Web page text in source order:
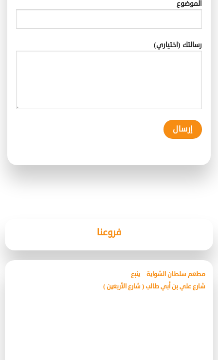
الموضوع
رسالتك (اختياري)
فروعنا
مطعم سلطان الشواية – ينبع
شارع علي بن أبي طالب ( شارع الأربعين )